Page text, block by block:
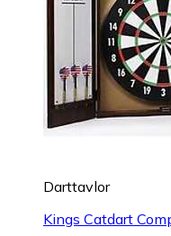
Darttavlor
Kings Catdart